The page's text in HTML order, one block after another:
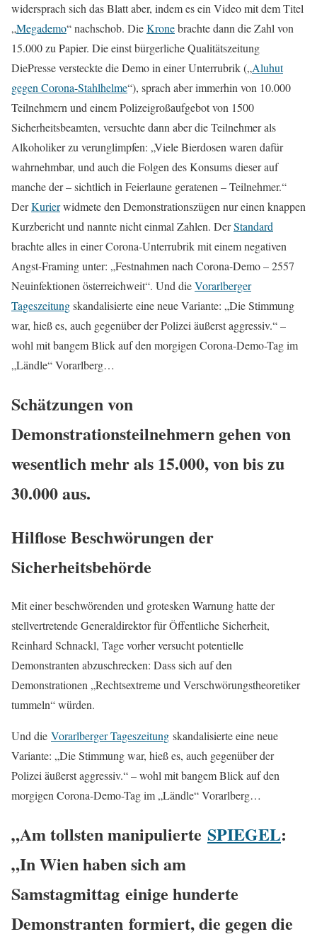
widersprach sich das Blatt aber, indem es ein Video mit dem Titel
„Megademo“ nachschob. DieKronebrachte dann die Zahl von
15.000 zu Papier. Die einst bürgerliche Qualitätszeitung
DiePresse versteckte die Demo in einer Unterrubrik („Aluhut
gegen Corona-Stahlhelme“), sprach aber immerhin von 10.000
Teilnehmern und einem Polizeigroßaufgebot von 1500
Sicherheitsbeamten, versuchte dann aber die Teilnehmer als
Alkoholiker zu verunglimpfen: „Viele Bierdosen waren dafür
wahrnehmbar, und auch die Folgen des Konsums dieser auf
manche der – sichtlich in Feierlaune geratenen – Teilnehmer.“
DerKurierwidmete den Demonstrationszügen nur einen knappen
Kurzbericht und nannte nicht einmal Zahlen. DerStandard
brachte alles in einer Corona-Unterrubrik mit einem negativen
Angst-Framing unter: „Festnahmen nach Corona-Demo – 2557
Neuinfektionen österreichweit“. Und dieVorarlberger
Tageszeitungskandalisierte eine neue Variante: „Die Stimmung
war, hieß es, auch gegenüber der Polizei äußerst aggressiv.“ –
wohl mit bangem Blick auf den morgigen Corona-Demo-Tag im
„Ländle“ Vorarlberg…
Schätzungen von
Demonstrationsteilnehmern gehen von
wesentlich mehr als 15.000, von bis zu
30.000 aus.
Hilflose Beschwörungen der
Sicherheitsbehörde
Mit einer beschwörenden und grotesken Warnung hatte der
stellvertretende Generaldirektor für Öffentliche Sicherheit,
Reinhard Schnackl, Tage vorher versucht potentielle
Demonstranten abzuschrecken: Dass sich auf den
Demonstrationen „Rechtsextreme und Verschwörungstheoretiker
tummeln“ würden.
Und die Vorarlberger Tageszeitung skandalisierte eine neue
Variante: „Die Stimmung war, hieß es, auch gegenüber der
Polizei äußerst aggressiv.“ – wohl mit bangem Blick auf den
morgigen Corona-Demo-Tag im „Ländle“ Vorarlberg…
„Am tollsten manipulierte SPIEGEL:
„In Wien haben sich am
Samstagmittag einige hunderte
Demonstranten formiert, die gegen die